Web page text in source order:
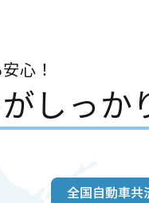
心！
しっか